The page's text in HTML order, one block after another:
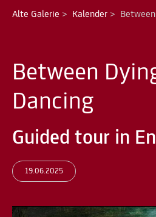
Alte Galerie > Kalender >
Between
Dancing
Guided tour in
19.06.2025